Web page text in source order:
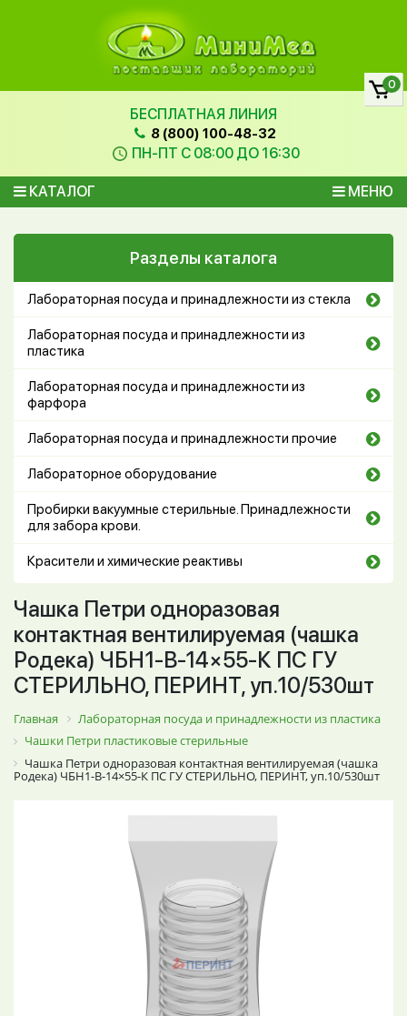
БЕСПЛАТНАЯ ЛИНИЯ
8 (800) 100-48-32
ПН-ПТ С 08:00 ДО 16:30
КАТАЛОГ МЕНЮ
0
Разделы каталога
Лабораторная посуда и принадлежности из стекла
Лабораторная посуда и принадлежности из
пластика
Лабораторная посуда и принадлежности из
фарфора
Лабораторная посуда и принадлежности прочие
Лабораторное оборудование
Пробирки вакуумные стерильные. Принадлежности
для забора крови.
Красители и химические реактивы
Чашка Петри одноразовая
контактная вентилируемая (чашка
Родека) ЧБН1-В-14×55-К ПС ГУ
СТЕРИЛЬНО, ПЕРИНТ, уп.10/530шт
Главная
Лабораторная посуда и принадлежности из пластика
Чашки Петри пластиковые стерильные
Чашка Петри одноразовая контактная вентилируемая (чашка
Родека) ЧБН1-В-14×55-К ПС ГУ СТЕРИЛЬНО, ПЕРИНТ, уп.10/530шт